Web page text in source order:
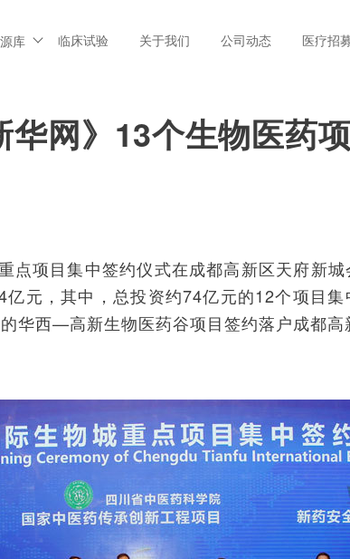
库 临床试验 关于我们 公司动态 医疗招
华网》13个生物医药
点项目集中签约仪式在成都高新区天府新城
元，其中，总投资约74亿元的12个项目
华西—高新生物医药谷项目签约落户成都高